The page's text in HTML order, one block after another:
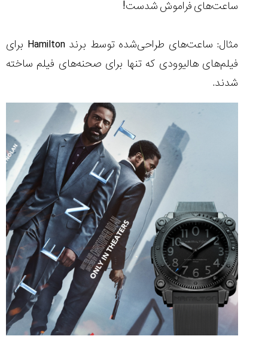
ساعت‌های فراموش شدست!
مثال: ساعت‌های طراحی‌شده توسط برند Hamilton برای
فیلم‌های هالیوودی که تنها برای صحنه‌های فیلم ساخته
شدند.